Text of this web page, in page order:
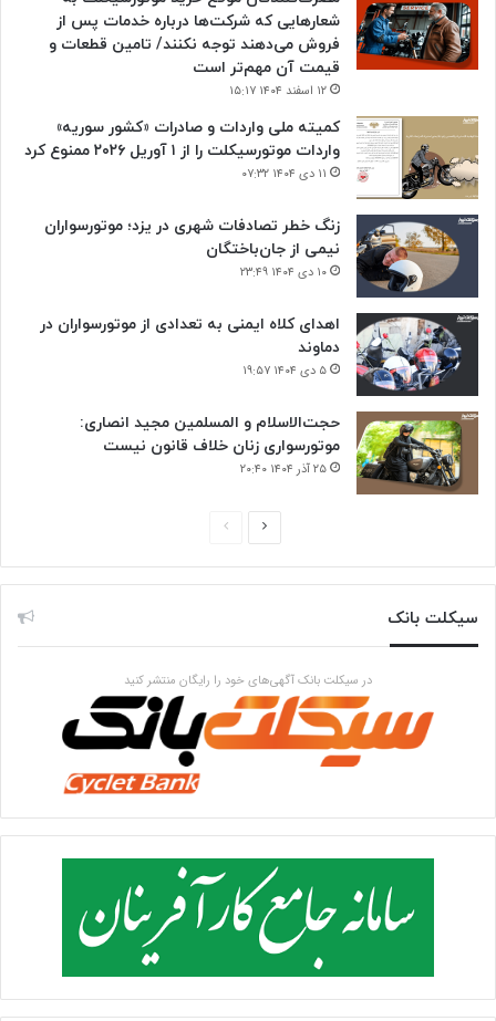
شعارهایی که شرکت‌ها درباره خدمات پس از
فروش می‌دهند توجه نکنند/ تامین قطعات و
قیمت آن مهم‌تر است
۱۲ اسفند ۱۴۰۴ ۱۵:۱۷
کمیته ملی واردات و صادرات «کشور سوریه»
واردات موتورسیکلت را از ۱ آوریل ۲۰۲۶ ممنوع کرد
۱۱ دی ۱۴۰۴ ۰۷:۳۲
زنگ خطر تصادفات شهری در یزد؛ موتورسواران
نیمی از جان‌باختگان
۱۰ دی ۱۴۰۴ ۲۳:۴۹
اهدای کلاه ایمنی به تعدادی از موتورسواران در
دماوند
۵ دی ۱۴۰۴ ۱۹:۵۷
حجت‌الاسلام و المسلمین مجید انصاری:
موتورسواری زنان خلاف قانون نیست
۲۵ آذر ۱۴۰۴ ۲۰:۴۰
صفحه
صفحه
سیکلت بانک
در سیکلت بانک آگهی‌های خود را رایگان منتشر کنید